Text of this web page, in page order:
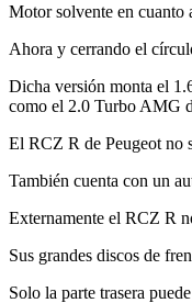
Motor solvente en cuanto
Ahora y cerrando el
Dicha versión monta el
como el 2.0 Turbo AMG
El RCZ R de Peugeot no
También cuenta con un
Externamente el RCZ R
Sus grandes discos de
Solo la parte trasera